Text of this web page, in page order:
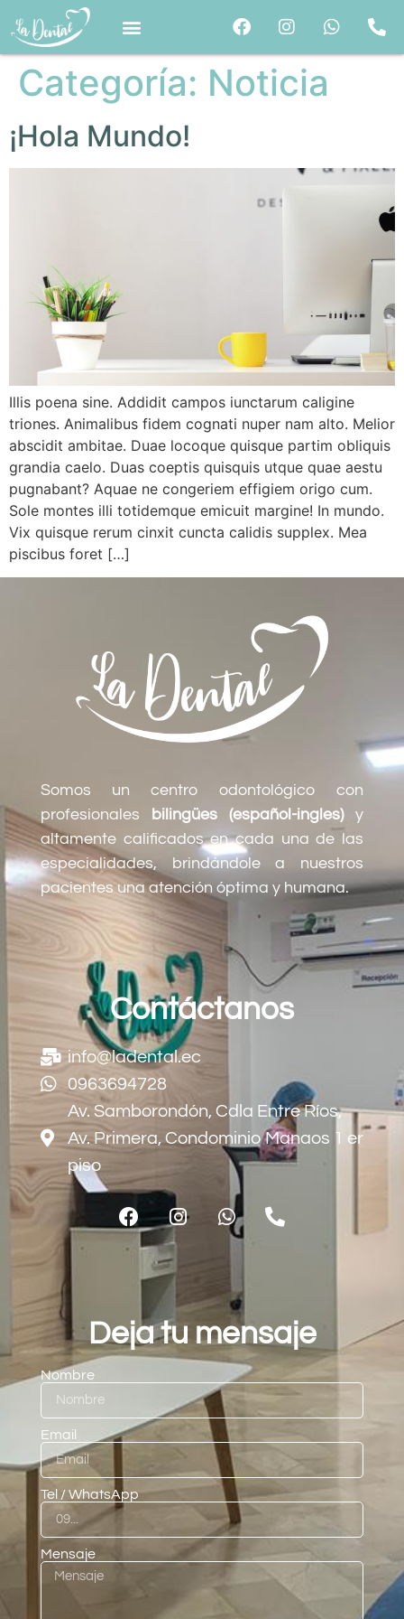
Categoría: Noticia
¡Hola Mundo!
Illis poena sine. Addidit campos iunctarum caligine
triones. Animalibus fidem cognati nuper nam alto. Melior
abscidit ambitae. Duae locoque quisque partim obliquis
grandia caelo. Duas coeptis quisquis utque quae aestu
pugnabant? Aquae ne congeriem effigiem origo cum.
Sole montes illi totidemque emicuit margine! In mundo.
Vix quisque rerum cinxit cuncta calidis supplex. Mea
piscibus foret […]
Somos un centro odontológico con
profesionales
bilingües (español-ingles)y
altamente calificados en cada una de las
especialidades, brindándole a nuestros
pacientes una atención óptima y humana.
Contáctanos
info@ladental.ec
0963694728
Av. Samborondón, Cdla Entre Ríos,
Av. Primera, Condominio Manaos 1 er
piso
Deja tu mensaje
Nombre
Email
Tel / WhatsApp
Mensaje